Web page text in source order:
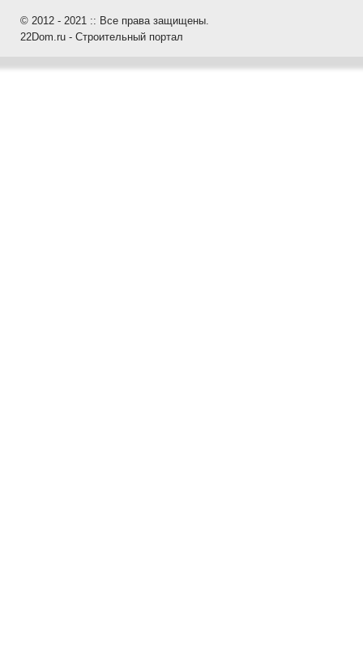
© 2012 - 2021 :: Все права защищены.
22Dom.ru - Строительный портал